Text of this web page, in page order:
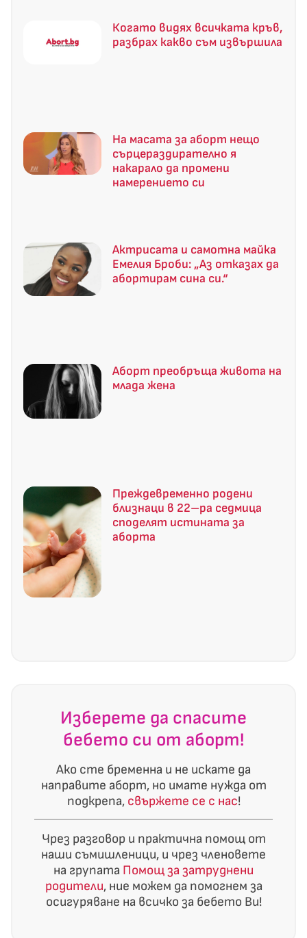
Когато видях всичката кръв,
разбрах какво съм извършила
На масата за аборт нещо
сърцераздирателно я
накарало да промени
намерението си
Актрисата и самотна майка
Емелия Броби: „Аз отказах да
абортирам сина си.“
Аборт преобръща живота на
млада жена
Преждевременно родени
близнаци в 22–ра седмица
споделят истината за
аборта
Изберете да спасите
бебето си от аборт!
Ако сте бременна и не искате да
направите аборт, но имате нужда от
подкрепа, свържете се с нас!
Чрез разговор и практична помощ от
наши съмишленици, и чрез членовете
на групата Помощ за затруднени
родители, ние можем да помогнем за
осигуряване на всичко за бебето Ви!